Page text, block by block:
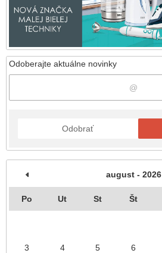
Odoberajte aktuálne novinky
Odobrať
august - 2026
Po Ut St Št
3 4 5 6